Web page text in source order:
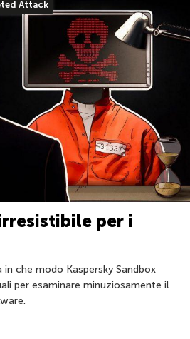
Attack
per i
in che modo Kaspersky Sandbox
per esaminare minuziosamente il